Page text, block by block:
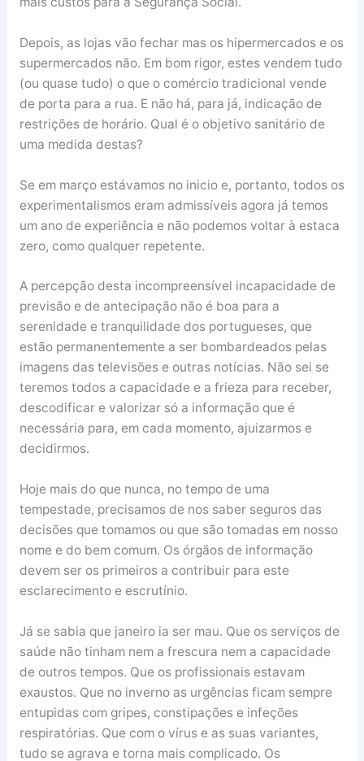
Depois, as lojas vão fechar mas os hipermercados e os
supermercados não. Em bom rigor, estes vendem tudo
(ou quase tudo) o que o comércio tradicional vende
de porta para a rua. E não há, para já, indicação de
restrições de horário. Qual é o objetivo sanitário de
uma medida destas?
Se em março estávamos no inicio e, portanto, todos os
experimentalismos eram admissíveis agora já temos
um ano de experiência e não podemos voltar à estaca
zero, como qualquer repetente.
A percepção desta incompreensível incapacidade de
previsão e de antecipação não é boa para a
serenidade e tranquilidade dos portugueses, que
estão permanentemente a ser bombardeados pelas
imagens das televisões e outras notícias. Não sei se
teremos todos a capacidade e a frieza para receber,
descodificar e valorizar só a informação que é
necessária para, em cada momento, ajuizarmos e
decidirmos.
Hoje mais do que nunca, no tempo de uma
tempestade, precisamos de nos saber seguros das
decisões que tomamos ou que são tomadas em nosso
nome e do bem comum. Os órgãos de informação
devem ser os primeiros a contribuir para este
esclarecimento e escrutínio.
Já se sabia que janeiro ia ser mau. Que os serviços de
saúde não tinham nem a frescura nem a capacidade
de outros tempos. Que os profissionais estavam
exaustos. Que no inverno as urgências ficam sempre
entupidas com gripes, constipações e infeções
respiratórias. Que com o vírus e as suas variantes,
tudo se agrava e torna mais complicado. Os